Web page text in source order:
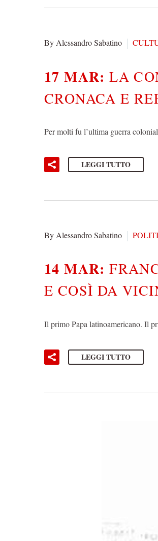
By Alessandro Sabatino
17 MAR:LA
CRONACA E
Per molti fu l’ultima guerra
LEGGI TUTTO
By Alessandro Sabatino
14 MAR:
E COSÌ DA
Il primo Papa latinoamericano. Il
LEGGI TUTTO